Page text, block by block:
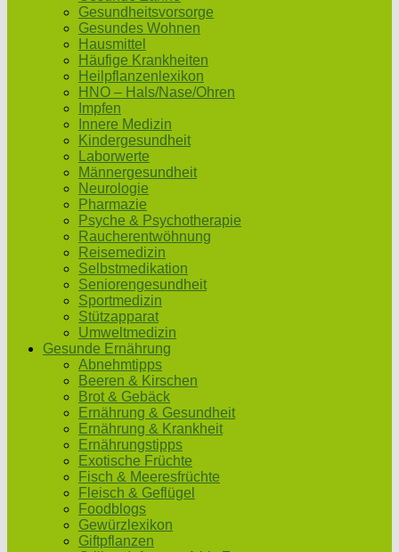
Gesundheitsvorsorge
Gesundes Wohnen
Hausmittel
Häufige Krankheiten
Heilpflanzenlexikon
HNO – Hals/Nase/Ohren
Impfen
Innere Medizin
Kindergesundheit
Laborwerte
Männergesundheit
Neurologie
Pharmazie
Psyche & Psychotherapie
Raucherentwöhnung
Reisemedizin
Selbstmedikation
Seniorengesundheit
Sportmedizin
Stützapparat
Umweltmedizin
Gesunde Ernährung
Abnehmtipps
Beeren & Kirschen
Brot & Gebäck
Ernährung & Gesundheit
Ernährung & Krankheit
Ernährungstipps
Exotische Früchte
Fisch & Meeresfrüchte
Fleisch & Geflügel
Foodblogs
Gewürzlexikon
Giftpflanzen